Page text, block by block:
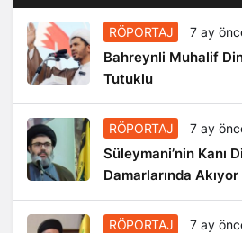
RÖPORTAJ 7 ay
Bahreynli Muhalif Din
Tutuklu
RÖPORTAJ 7 ay
Süleymani’nin Kanı
Damarlarında Akıyor
RÖPORTAJ 7 ay